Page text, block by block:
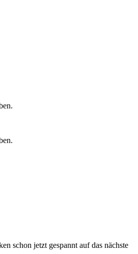
schon jetzt gespannt auf das nächste